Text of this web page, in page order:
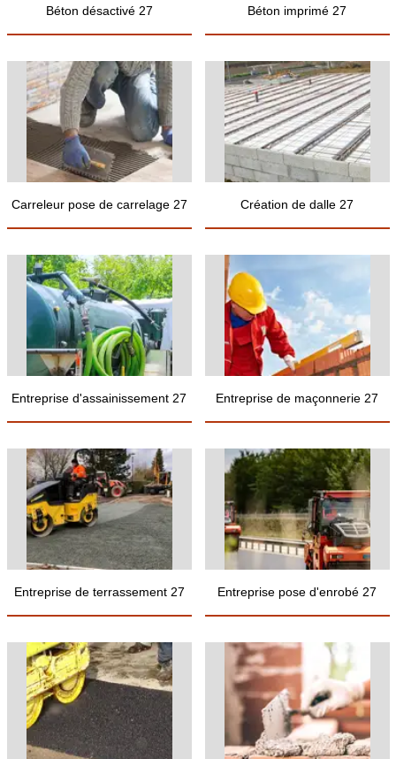
Béton désactivé 27 Béton imprimé 27
Carreleur pose de carrelage 27 Création de dalle 27
Entreprise d'assainissement 27 Entreprise de maçonnerie 27
Entreprise de terrassement 27 Entreprise pose d'enrobé 27